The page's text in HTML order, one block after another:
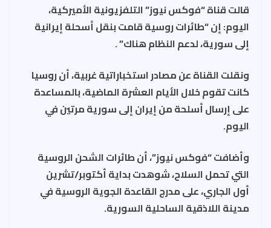
قالت قناة “فوكس نيوز” التلفزيونية الأميركية،
اليوم: إن “طائرات روسية قامت بنقل أسحلة إيرانية
إلى سورية، لدعم النظام هناك” .
ونقلت القناة عن مصادر استخباراتية غربية، أن روسيا
كانت تقوم خلال الأيام العشرة الماضية، بالمساعدة
على إرسال أسلحة من إيران إلى سورية مرتين في
اليوم.
وأضافت “فوكس نيوز”، أن طائرات الشحن الروسية
التي تحمل السلاح، شوهدت بداية أكتوبر/تشرين
أول الجاري، على مدرج القاعدة الجوية الروسية في
مدينة اللاذقية الساحلية السورية.